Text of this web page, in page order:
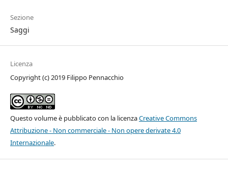
Sezione
Saggi
Licenza
Copyright (c) 2019 Filippo Pennacchio
Questo volume è pubblicato con la licenzaCreative Commons
Attribuzione - Non commerciale - Non opere derivate 4.0
Internazionale.